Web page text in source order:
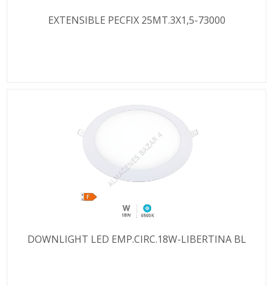
EXTENSIBLE PECFIX 25MT.3X1,5-73000
DOWNLIGHT LED EMP.CIRC.18W-LIBERTINA BL